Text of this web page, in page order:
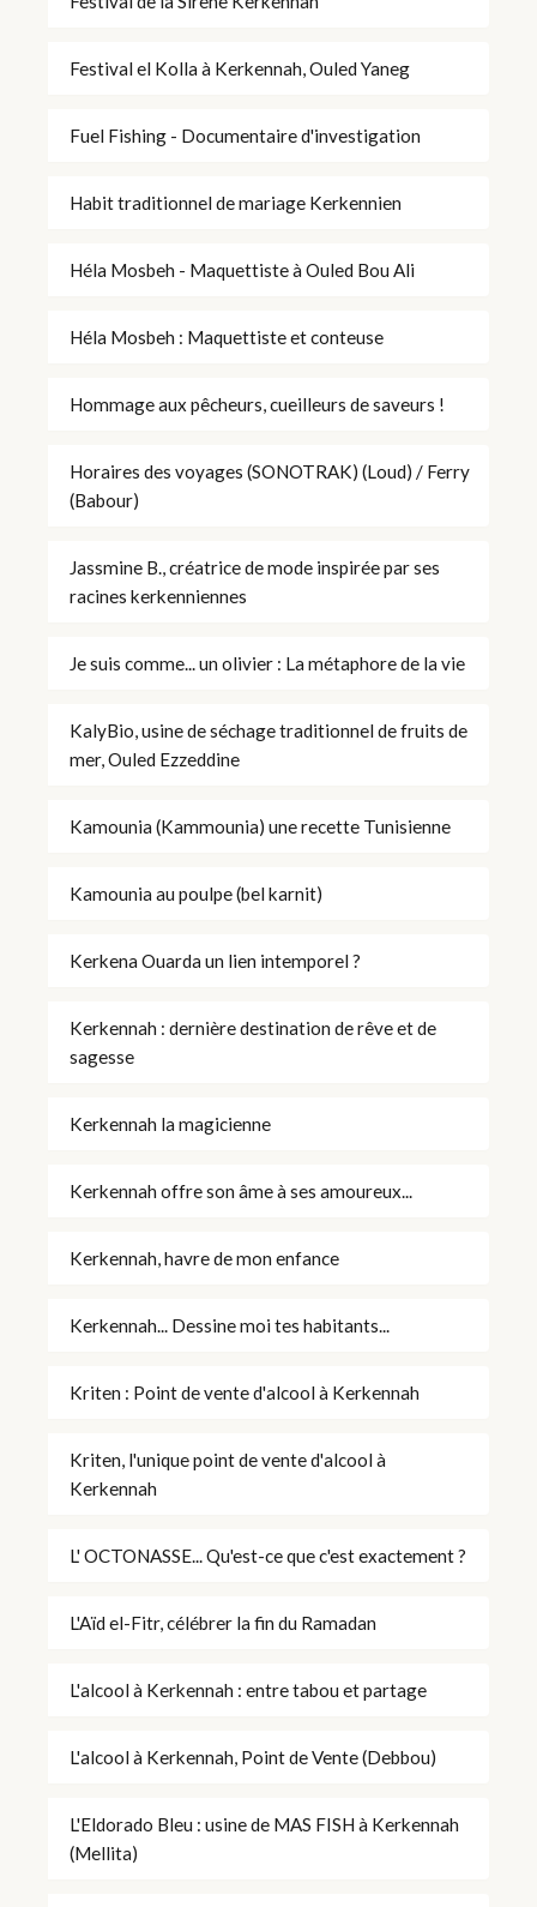
Festival el Kolla à Kerkennah, Ouled Yaneg
Fuel Fishing - Documentaire d'investigation
Habit traditionnel de mariage Kerkennien
Héla Mosbeh - Maquettiste à Ouled Bou Ali
Héla Mosbeh : Maquettiste et conteuse
Hommage aux pêcheurs, cueilleurs de saveurs !
Horaires des voyages (SONOTRAK) (Loud) / Ferry
(Babour)
Jassmine B., créatrice de mode inspirée par ses
racines kerkenniennes
Je suis comme... un olivier : La métaphore de la vie
KalyBio, usine de séchage traditionnel de fruits de
mer, Ouled Ezzeddine
Kamounia (Kammounia) une recette Tunisienne
Kamounia au poulpe (bel karnit)
Kerkena Ouarda un lien intemporel ?
Kerkennah : dernière destination de rêve et de
sagesse
Kerkennah la magicienne
Kerkennah offre son âme à ses amoureux...
Kerkennah, havre de mon enfance
Kerkennah... Dessine moi tes habitants...
Kriten : Point de vente d'alcool à Kerkennah
Kriten, l'unique point de vente d'alcool à
Kerkennah
L' OCTONASSE... Qu'est-ce que c'est exactement ?
L'Aïd el-Fitr, célébrer la fin du Ramadan
L'alcool à Kerkennah : entre tabou et partage
L'alcool à Kerkennah, Point de Vente (Debbou)
L'Eldorado Bleu : usine de MAS FISH à Kerkennah
(Mellita)